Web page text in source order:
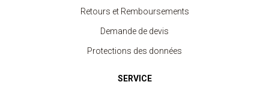
Retours et Remboursements
Demande de devis
Protections des données
SERVICE